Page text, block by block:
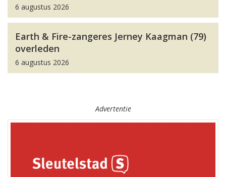
6 augustus 2026
Earth & Fire-zangeres Jerney Kaagman (79)
overleden
6 augustus 2026
Advertentie